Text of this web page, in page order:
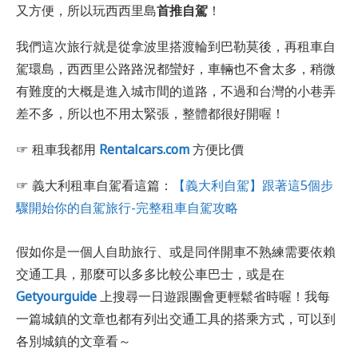
又方便，所以玩西西里島首推自駕 ！
我們這次旅行就是從拿波里搭渡輪到巴勒莫後，再租車自
駕環島，西西里公路路況都蠻好，車輛也不會太多，稍微
有難度的大概是進入城市間的道路，不過和台灣的小巷弄
差不多，所以也不用太緊張，整體都很好開喔！
☞ 租車我都用 Rentalcars.com方便比價
☞ 義大利租車自駕看這篇：
【義大利自駕】跟著這5個步
驟開始你的自駕旅行-完整租車自駕攻略
假如你是一個人自助旅行、或是同伴開車不熟練需要依賴
交通工具，那麼可以多多比較公車巴士，或是在
Getyourguide上搜尋一日遊跟團會更輕鬆省時喔！我每
一篇城鎮的文章也都有列出交通工具的搭乘方式，可以到
各別城鎮的文章看～